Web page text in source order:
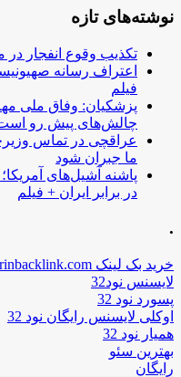
نوشته‌های تازه
تکذیب وقوع انفجار
اعتراف رسانه
فیلم
پزشکیان: وفاق ملی
چالش‌های پیش رو
عراقچی در تماس
ما جبران شود
پاشنه آشیل‌های
در برابر ایران + فیلم
.
خرید بک لینک behtarinbacklink.com
لایسنس نود32
پسورد نود 32
اوکلی لایسنس رایگان نود 32
همیار نود 32
بهترین سئو
رایگان